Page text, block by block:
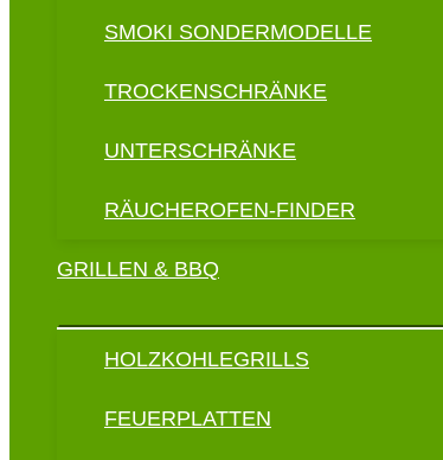
SMOKI SONDERMODELLE
TROCKENSCHRÄNKE
UNTERSCHRÄNKE
RÄUCHEROFEN-FINDER
GRILLEN & BBQ
HOLZKOHLEGRILLS
FEUERPLATTEN